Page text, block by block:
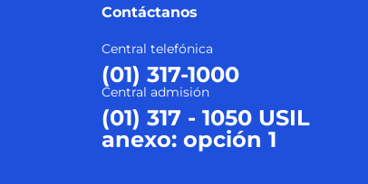
Contáctanos
Central telefónica
(01) 317-1000
Central admisión
(01) 317 - 1050 USIL
anexo: opción 1